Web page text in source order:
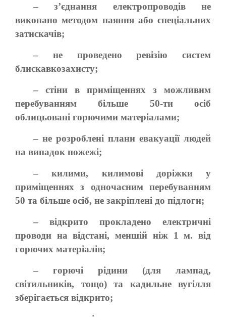
– з’єднання електропроводів не
виконано методом паяння або спеціальних
затискачів;
– не проведено ревізію систем
блискавкозахисту;
– стіни в приміщеннях з можливим
перебуванням більше 50-ти осіб
облицьовані горючими матеріалами;
– не розроблені плани евакуації людей
на випадок пожежі;
– килими, килимові доріжки у
приміщеннях з одночасним перебуванням
50 та більше осіб, не закріплені до підлоги;
– відкрито прокладено електричні
проводи на відстані, меншій ніж 1 м. від
горючих матеріалів;
– горючі рідини (для лампад,
світильників, тощо) та кадильне вугілля
зберігається відкрито;